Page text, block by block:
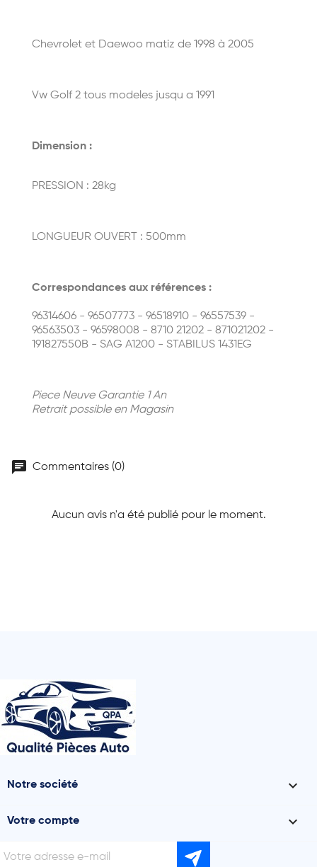
Chevrolet et Daewoo matiz de 1998 à 2005
Vw Golf 2 tous modeles jusqu a 1991
Dimension :
PRESSION : 28kg
LONGUEUR OUVERT : 500mm
Correspondances aux références :
96314606 - 96507773 - 96518910 - 96557539 -
96563503 - 96598008 - 8710 21202 - 871021202 -
191827550B - SAG A1200 - STABILUS 1431EG
Piece Neuve Garantie 1 An
Retrait possible en Magasin
chat Commentaires (0)
Aucun avis n'a été publié pour le moment.
Notre société 
Votre compte 